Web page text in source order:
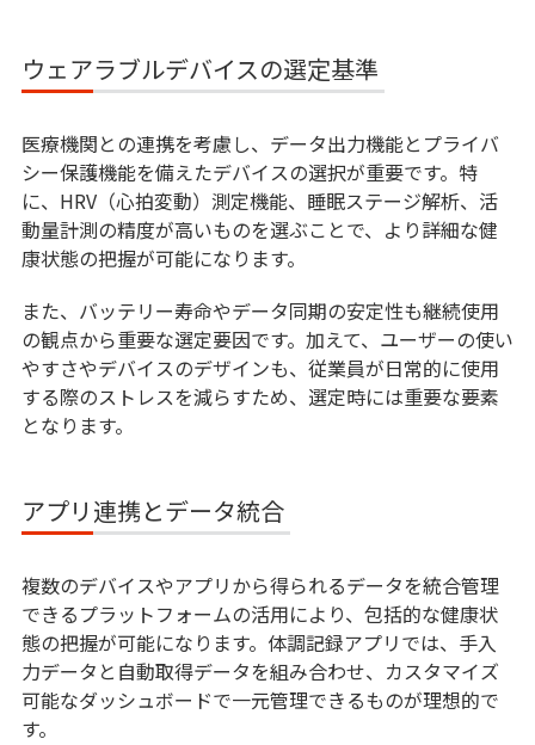
ウェアラブルデバイスの選定基準
医療機関との連携を考慮し、データ出力機能とプライバ
シー保護機能を備えたデバイスの選択が重要です。特
に、HRV（心拍変動）測定機能、睡眠ステージ解析、活
動量計測の精度が高いものを選ぶことで、より詳細な健
康状態の把握が可能になります。
また、バッテリー寿命やデータ同期の安定性も継続使用
の観点から重要な選定要因です。加えて、ユーザーの使い
やすさやデバイスのデザインも、従業員が日常的に使用
する際のストレスを減らすため、選定時には重要な要素
となります。
アプリ連携とデータ統合
複数のデバイスやアプリから得られるデータを統合管理
できるプラットフォームの活用により、包括的な健康状
態の把握が可能になります。体調記録アプリでは、手入
力データと自動取得データを組み合わせ、カスタマイズ
可能なダッシュボードで一元管理できるものが理想的で
す。